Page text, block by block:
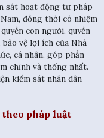
sát hoạt động tư pháp
đồng thời có nhiệm
con người, quyền
vệ lợi ích của Nhà
cá nhân, góp phần
chỉnh và thống nhất.
kiểm sát nhân dân
pháp luật